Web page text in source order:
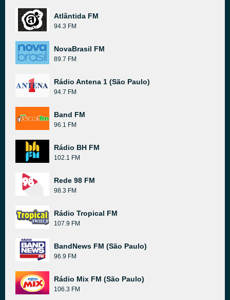
Atlântida FM
94.3 FM
NovaBrasil FM
89.7 FM
Rádio Antena 1 (São Paulo)
94.7 FM
Band FM
96.1 FM
Rádio BH FM
102.1 FM
Rede 98 FM
98.3 FM
Rádio Tropical FM
107.9 FM
BandNews FM (São Paulo)
96.9 FM
Rádio Mix FM (São Paulo)
106.3 FM